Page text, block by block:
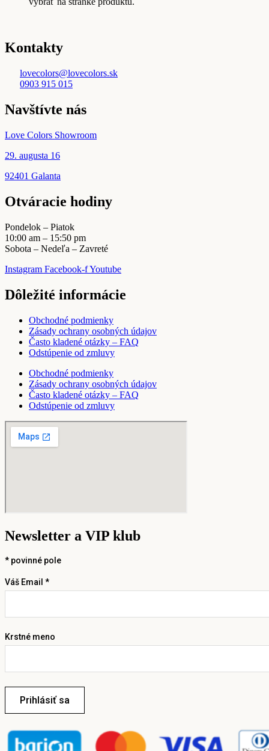
Kontakty
lovecolors@lovecolors.sk
0903 915 015
Navštívte nás
Love Colors Showroom
29. augusta 16
92401 Galanta
Otváracie hodiny
Pondelok – Piatok
10:00 am – 15:50 pm
Sobota – Nedeľa – Zavreté
Instagram Facebook-fYoutube
Dôležité informácie
Obchodné podmienky
Zásady ochrany osobných údajov
Často kladené otázky – FAQ
Odstúpenie od zmluvy
Obchodné podmienky
Zásady ochrany osobných údajov
Často kladené otázky – FAQ
Odstúpenie od zmluvy
Newsletter a VIP klub
* povinné pole
Váš Email *
Krstné meno
Prihlásiť sa